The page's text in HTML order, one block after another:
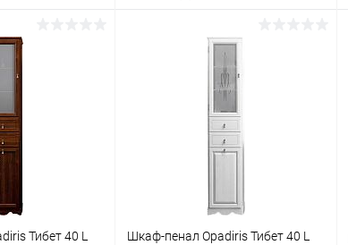
В корзину
Купить в 1 клик
Тибет 40 L
Шкаф-пенал Opadiris Тибет 40 L